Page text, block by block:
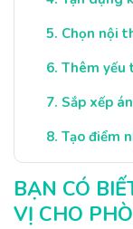
Chọn nội
Thêm yếu
Sắp xếp
Tạo điểm
Những
Kết luận
BẠN CÓ
VỊ CHO